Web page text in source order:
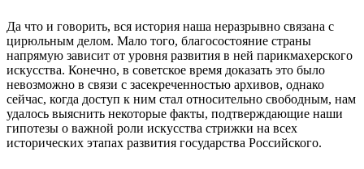
Да что и говорить, вся история наша неразрывно связана с
цирюльным делом. Мало того, благосостояние страны
напрямую зависит от уровня развития в ней парикмахерского
искусства. Конечно, в советское время доказать это было
невозможно в связи с засекреченностью архивов, однако
сейчас, когда доступ к ним стал относительно свободным, нам
удалось выяснить некоторые факты, подтверждающие наши
гипотезы о важной роли искусства стрижки на всех
исторических этапах развития государства Российского.